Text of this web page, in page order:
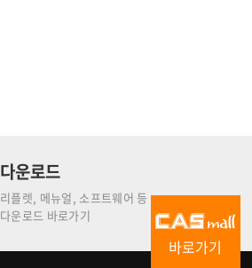
다운로드
리플렛, 메뉴얼, 소프트웨어 등
다운로드 바로가기
바로가기